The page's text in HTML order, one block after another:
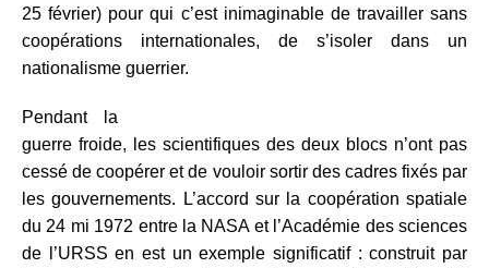
25 février) pour qui c’est inimaginable de travailler sans
coopérations internationales, de s’isoler dans un
nationalisme guerrier.
Pendant la
guerre froide, les scientifiques des deux blocs n’ont pas
cessé de coopérer et de vouloir sortir des cadres fixés par
les gouvernements. L’accord sur la coopération spatiale
du 24 mi 1972 entre la NASA et l’Académie des sciences
de l’URSS en est un exemple significatif : construit par